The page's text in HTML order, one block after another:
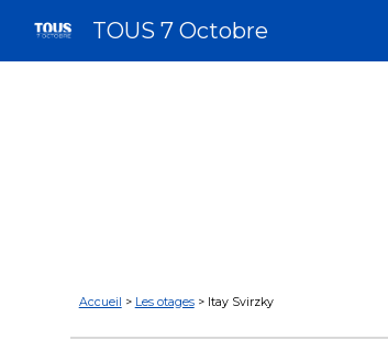
TOUS 7 Octobre
Accueil > Les otages> Itay Svirzky